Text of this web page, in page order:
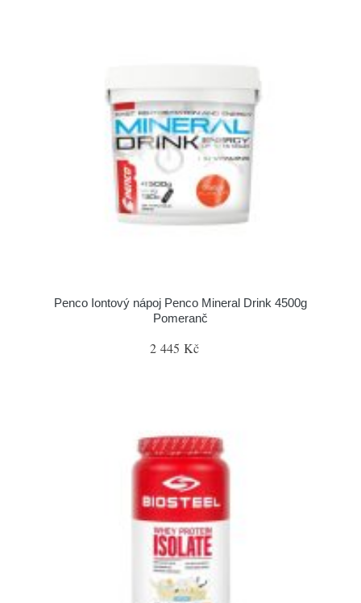
Penco Iontový nápoj Penco Mineral Drink 4500g
Pomeranč
2 445 Kč